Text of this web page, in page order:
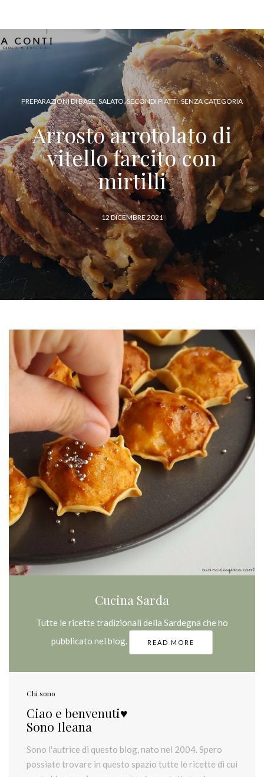
DOLCI,SENZA CATEGORIA,
TORTE, CUPCAKES, MUFFIN, CROSTATE E BISCOTTI
Torta di mele
6 OTTOBRE 2021
Cucina Sarda
Tutte le ricette tradizionali della Sardegna che ho
pubblicato nel blog.
READ MORE
Chi sono
Ciao e benvenuti♥
Sono Ileana
Sono l'autrice di questo blog, nato nel 2004. Spero
possiate trovare in questo spazio tutte le ricette di cui